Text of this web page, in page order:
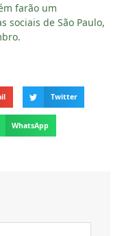
farão um
sociais de São Paulo,
Twitter
WhatsApp